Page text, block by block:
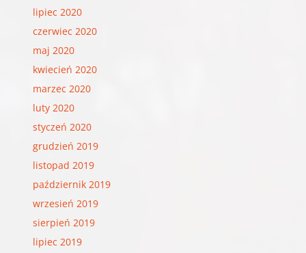
lipiec 2020
czerwiec 2020
maj 2020
kwiecień 2020
marzec 2020
luty 2020
styczeń 2020
grudzień 2019
listopad 2019
październik 2019
wrzesień 2019
sierpień 2019
lipiec 2019